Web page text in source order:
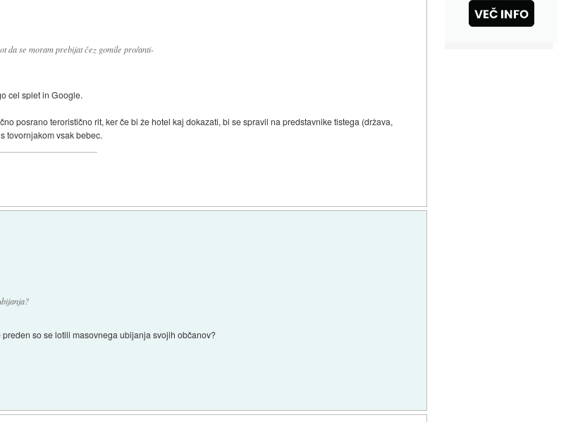
da se moram prebijat čez gomile pro/anti-
cel splet in Google.
posrano teroristično rit, ker če bi že hotel kaj dokazati, bi se spravil na predstavnike tistega (država,
tovornjakom vsak bebec.
so se lotili masovnega ubijanja svojih občanov?